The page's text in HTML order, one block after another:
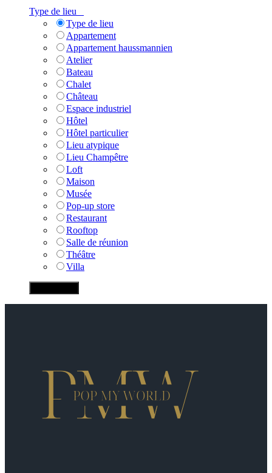
Type de lieu
Type de lieu
Appartement
Appartement haussmannien
Atelier
Bateau
Chalet
Château
Espace industriel
Hôtel
Hôtel particulier
Lieu atypique
Lieu Champêtre
Loft
Maison
Musée
Pop-up store
Restaurant
Rooftop
Salle de réunion
Théâtre
Villa